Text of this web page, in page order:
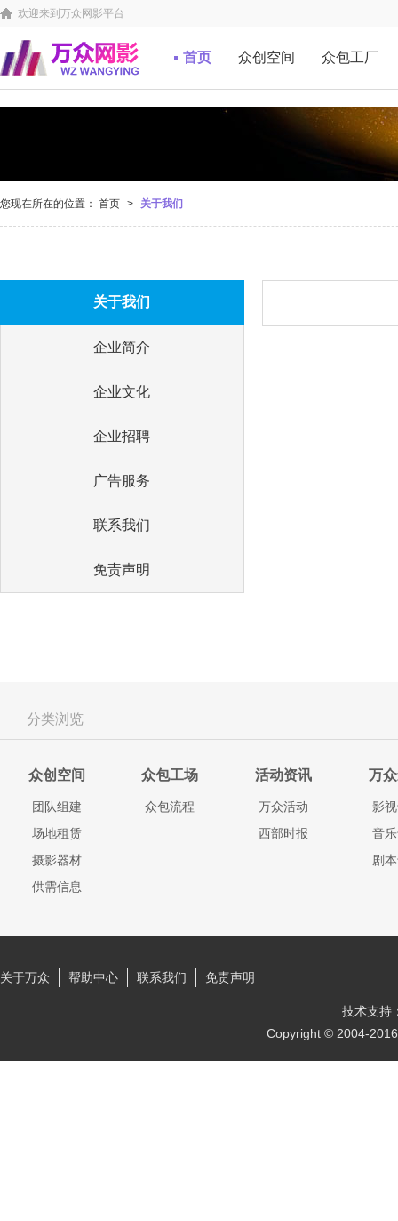
欢迎来到万众网影平台
首页 众创空间 众包工厂
您现在所在的位置： 首页 > 关于我们
关于我们
企业简介
企业文化
企业招聘
广告服务
联系我们
免责声明
分类浏览
众创空间
团队组建
场地租赁
摄影器材
供需信息
众包工场
众包流程
活动资讯
万众活动
西部时报
万
影
音
剧
关于万众 帮助中心 联系我们 免责声明
Copyright © 2004-
技术支持